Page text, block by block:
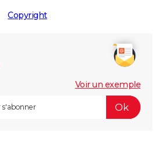
Copyright
Voir un exemple